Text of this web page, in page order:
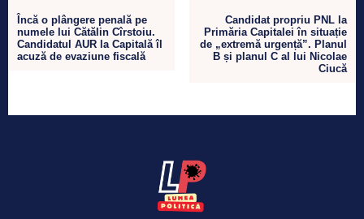
Încă o plângere penală pe
numele lui Cătălin Cîrstoiu.
Candidatul AUR la Capitală îl
acuză de evaziune fiscală
Candidat propriu PNL la
Primăria Capitalei în situație
de „extremă urgență”. Planul
B și planul C al lui Nicolae
Ciucă